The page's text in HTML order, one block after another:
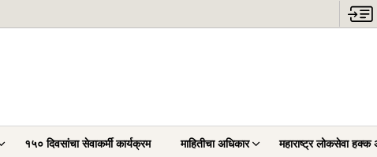
१५० दिवसांचा सेवाकर्मी कार्यक्रम माहितीचा अधिकार महाराष्ट्र लोकसेवा